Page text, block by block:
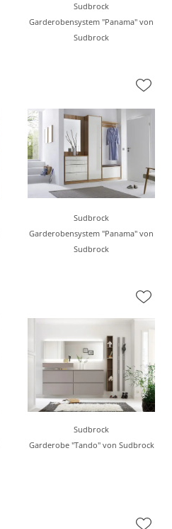
Sudbrock
Garderobensystem "Panama" von
Sudbrock
Sudbrock
Garderobensystem "Panama" von
Sudbrock
Sudbrock
Garderobe "Tando" von Sudbrock